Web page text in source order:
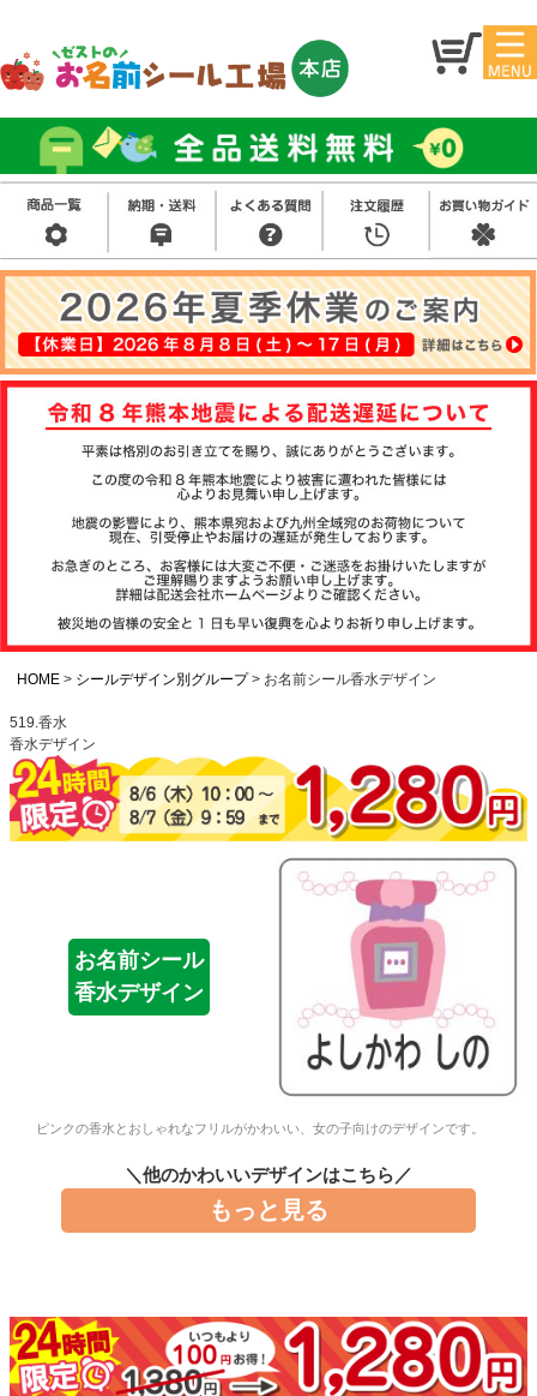
マイ
ジ
お名
前シ
ール
アイ
ロン
シー
ル
お買
い得
セッ
ト
スタ
ンプ
その
他
注文履歴
て
について
よくある質問
商品ガイド
会社概要
お問い合わせ
お客様へのお知
らせ
HOME シールデザイン別グループ お名前シール香水デザイン
519.香水
香水デザイン
お名前シール
香水デザイン
ピンクの香水とおしゃれなフリルがかわいい、女の子向けのデザインです。
＼他のかわいいデザインはこちら／
もっと見る